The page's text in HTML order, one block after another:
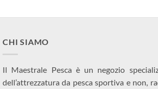
CHI SIAMO
Il Maestrale Pesca è un negozio
dell’attrezzatura da pesca sportiva e non,